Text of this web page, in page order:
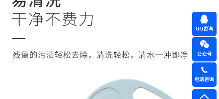
QQ咨询
公众号
电话咨询